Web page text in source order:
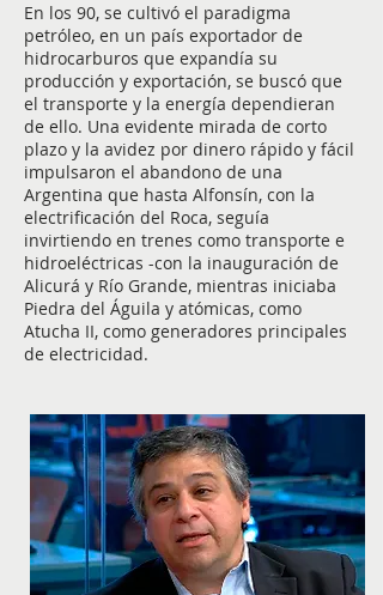
En los 90, se cultivó el paradigma
petróleo, en un país exportador de
hidrocarburos que expandía su
producción y exportación, se buscó que
el transporte y la energía dependieran
de ello. Una evidente mirada de corto
plazo y la avidez por dinero rápido y fácil
impulsaron el abandono de una
Argentina que hasta Alfonsín, con la
electrificación del Roca, seguía
invirtiendo en trenes como transporte e
hidroeléctricas -con la inauguración de
Alicurá y Río Grande, mientras iniciaba
Piedra del Águila y atómicas, como
Atucha II, como generadores principales
de electricidad.